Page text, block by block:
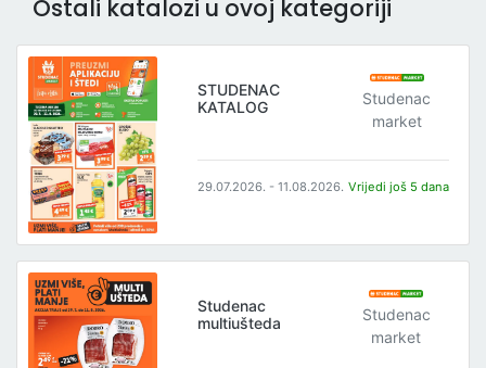
Ostali katalozi u ovoj kategoriji
STUDENAC
KATALOG
Studenac
market
29.07.2026. - 11.08.2026. Vrijedi još 5 dana
Studenac
multiušteda
Studenac
market